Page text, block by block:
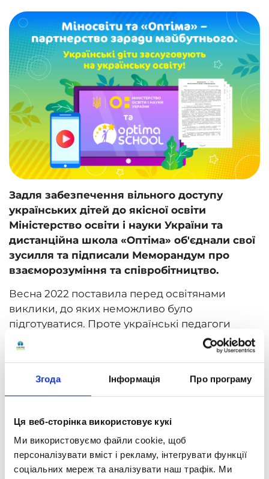
Згода Інформація Про програму
Ця веб-сторінка використовує кукі
Ми використовуємо файли cookie, щоб
персоналізувати вміст і рекламу, інтегрувати функції
соціальних мереж та аналізувати наш трафік. Ми
Задля забезпечення вільного доступу
українських дітей до якісної освіти
Міністерство освіти і науки України та
дистанційна школа «Оптіма» об'єднали свої
зусилля та підписали Меморандум про
взаєморозуміння та співробітництво.
Весна 2022 поставила перед освітянами
виклики, до яких неможливо було
підготуватися. Проте українські педагоги
мужньо б'ються на власному фронті задля того,
щоб українські діти могли навчатися за
якій точці нашої країни, Європи та всього
світу.
Головна мета Меморандуму – забезпечити всіх
українських школярів якісною дистанційною
освітою та консолідувати зусилля школи
«Оптіма», Міносвіти, громадських організацій,